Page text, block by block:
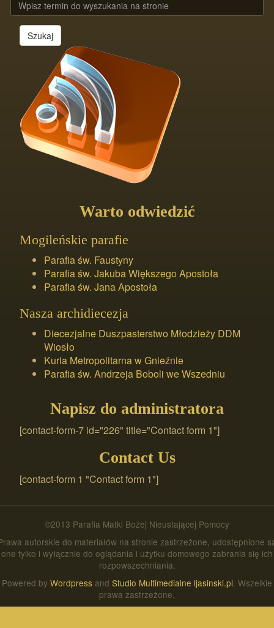
Szukaj
Warto odwiedzić
Mogileńskie parafie
Parafia św. Faustyny
Parafia św. Jakuba Większego Apostoła
Parafia św. Jana Apostoła
Nasza archidiecezja
Diecezjalne Duszpasterstwo Młodzieży DDM
Wiosło
Kuria Metropolitarna w Gnieźnie
Parafia św. Andrzeja Boboli we Wszedniu
Napisz do administratora
[contact-form-7 id="226" title="Contact form 1"]
Contact Us
[contact-form 1 "Contact form 1"]
©2013 Parafia Matki Bożej Nieustającej Pomocy
autorskie do materiałów na stronie zastrzeżone, udostępnione
one tylko i wyłącznie do oglądania i użytku domowego zabrania się ich
rozpowszechniania.
Powered by Wordpress and Studio Multimedialne ljasinski.pl. Wszelkie
prawa zastrzeżone.